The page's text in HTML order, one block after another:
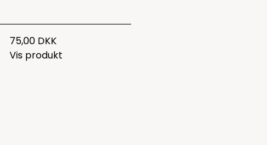
75,00 DKK
Vis produkt